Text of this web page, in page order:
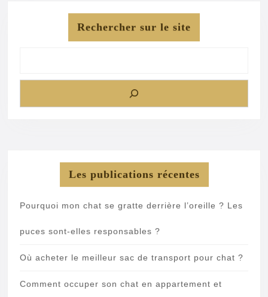
Rechercher sur le site
Les publications récentes
Pourquoi mon chat se gratte derrière l’oreille ? Les
puces sont-elles responsables ?
Où acheter le meilleur sac de transport pour chat ?
Comment occuper son chat en appartement et